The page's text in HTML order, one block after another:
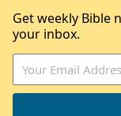
Get weekly Bible
your inbox.